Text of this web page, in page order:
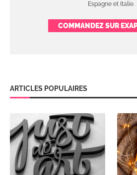
Espagne et Italie.
COMMANDEZ SUR
ARTICLES POPULAIRES